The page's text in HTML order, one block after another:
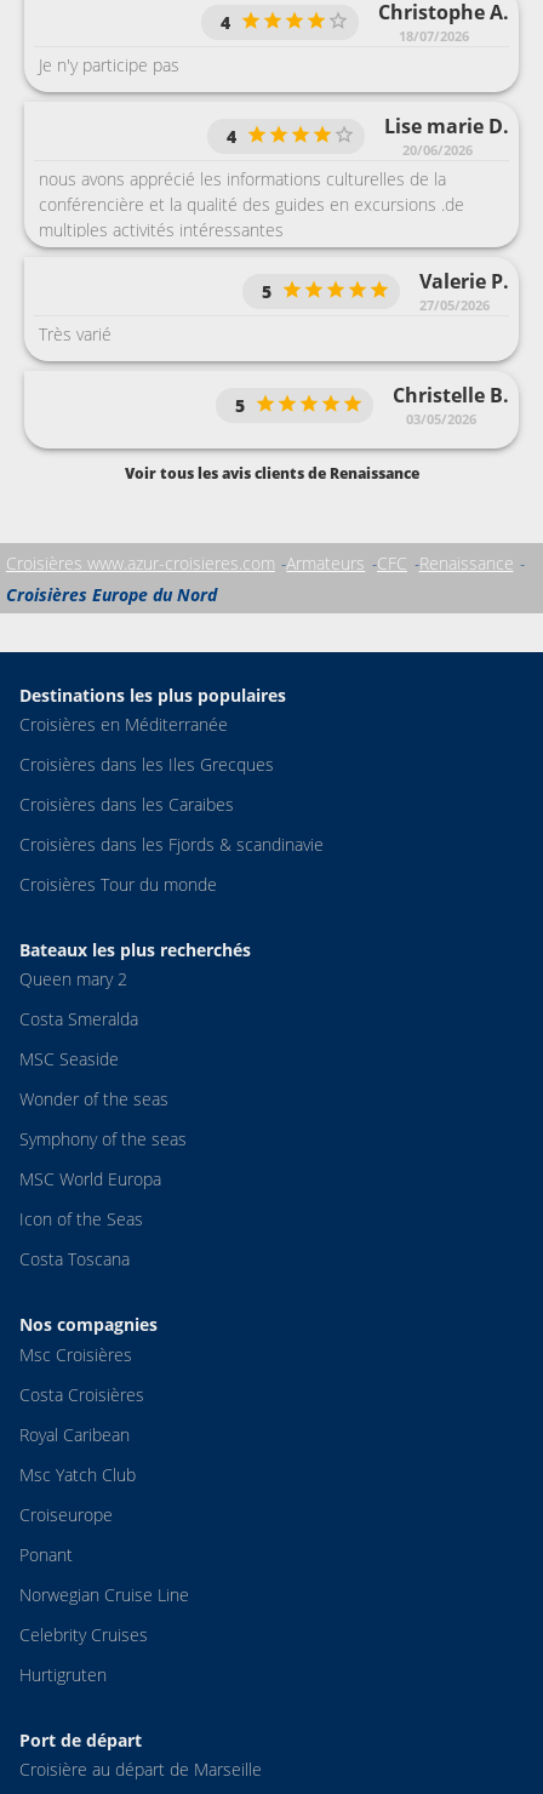
Christophe A.
18/07/2026
4
Je n'y participe pas
Lise marie D.
20/06/2026
4
nous avons apprécié les informations culturelles de la
conférencière et la qualité des guides en excursions .de
multiples activités intéressantes
Valerie P.
27/05/2026
5
Très varié
Christelle B.
03/05/2026
5
Voir tous les avis clients de Renaissance
Croisières www.azur-croisieres.com Armateurs CFC Renaissance
Croisières Europe du Nord
Destinations les plus populaires
Croisières en Méditerranée
Croisières dans les Iles Grecques
Croisières dans les Caraibes
Croisières dans les Fjords & scandinavie
Croisières Tour du monde
Bateaux les plus recherchés
Queen mary 2
Costa Smeralda
MSC Seaside
Wonder of the seas
Symphony of the seas
MSC World Europa
Icon of the Seas
Costa Toscana
Nos compagnies
Msc Croisières
Costa Croisières
Royal Caribean
Msc Yatch Club
Croiseurope
Ponant
Norwegian Cruise Line
Celebrity Cruises
Hurtigruten
Port de départ
Croisière au départ de Marseille